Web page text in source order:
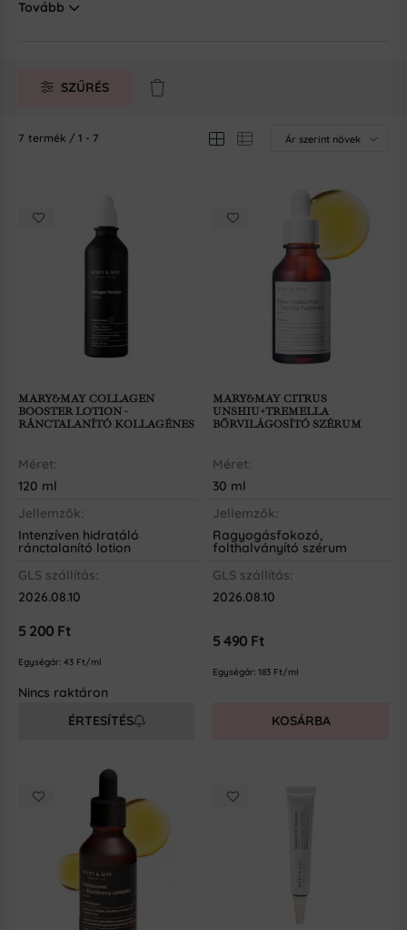
Tovább
SZŰRÉS
7 termék 1 7
MARY&MAY COLLAGEN
BOOSTER LOTION -
RÁNCTALANÍTÓ KOLLAGÉNES
Méret:
120 ml
Jellemzők:
Intenzíven hidratáló
ránctalanító lotion
GLS szállítás:
2026.08.10
5 200 Ft
Egységár: 43 Ft/ml
Nincs raktáron
ÉRTESÍTÉS
MARY&MAY CITRUS
UNSHIU+TREMELLA
BŐRVILÁGOSÍTÓ SZÉRUM
Méret:
30 ml
Jellemzők:
Ragyogásfokozó,
folthalványító szérum
GLS szállítás:
2026.08.10
5 490 Ft
Egységár: 183 Ft/ml
KOSÁRBA